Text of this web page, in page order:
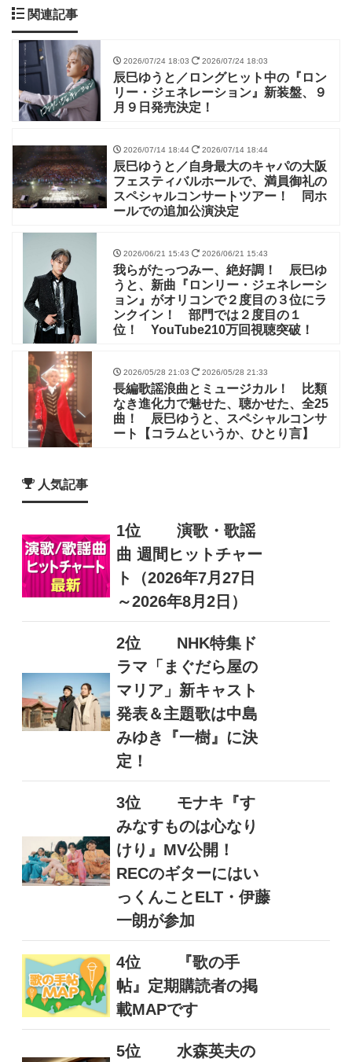
関連記事
2026/07/24 18:03 2026/07/24 18:03
辰巳ゆうと／ロングヒット中の『ロン
リー・ジェネレーション』新装盤、９
月９日発売決定！
2026/07/14 18:44 2026/07/14 18:44
辰巳ゆうと／自身最大のキャパの大阪
フェスティバルホールで、満員御礼の
スペシャルコンサートツアー！ 同ホ
ールでの追加公演決定
2026/06/21 15:43 2026/06/21 15:43
我らがたっつみー、絶好調！ 辰巳ゆ
うと、新曲『ロンリー・ジェネレーシ
ョン』がオリコンで２度目の３位にラ
ンクイン！ 部門では２度目の１
位！ YouTube210万回視聴突破！
2026/05/28 21:03 2026/05/28 21:33
長編歌謡浪曲とミュージカル！ 比類
なき進化力で魅せた、聴かせた、全25
曲！ 辰巳ゆうと、スペシャルコンサ
ート【コラムというか、ひとり言】
人気記事
1位
演歌・歌謡
曲 週間ヒットチャー
ト（2026年7月27日
～2026年8月2日）
2位
NHK特集ド
ラマ「まぐだら屋の
マリア」新キャスト
発表＆主題歌は中島
みゆき『一樹』に決
定！
3位
モナキ『す
みなすものは心なり
けり』MV公開！
RECのギターにはい
っくんことELT・伊藤
一朗が参加
4位
『歌の手
帖』定期購読者の掲
載MAPです
5位
水森英夫の